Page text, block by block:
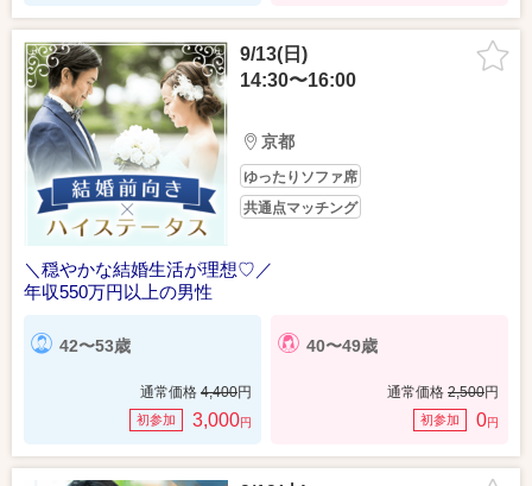
9/13(日)
14:30〜16:00
京都
ゆったりソファ席
共通点マッチング
＼穏やかな結婚生活が理想♡／
年収550万円以上の男性
42〜53歳
通常価格 4,400円
初参加 3,000円
40〜49歳
通常価格 2,500円
初参加 0円